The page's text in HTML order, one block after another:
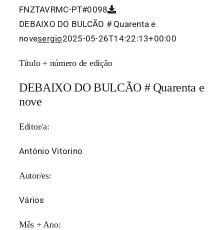
FNZTAVRMC-PT#0098
DEBAIXO DO BULCÃO # Quarenta e
novesergio2025-05-26T14:22:13+00:00
Título + número de edição
DEBAIXO DO BULCÃO # Quarenta e
nove
Editor/a:
António Vitorino
Autor/es:
Vários
Mês + Ano: